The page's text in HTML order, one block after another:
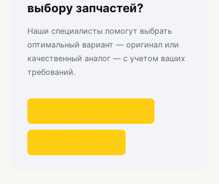
выбору запчастей?
Наши специалисты помогут выбрать
оптимальный вариант — оригинал или
качественный аналог — с учетом ваших
требований.